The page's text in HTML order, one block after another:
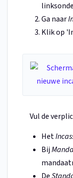
Ga naar
Klik op
Vul de
Het
Bij